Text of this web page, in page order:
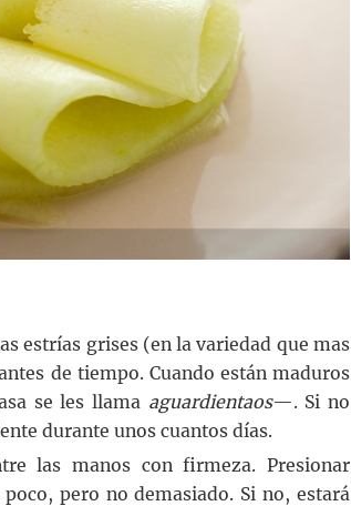
estrías grises (en la variedad que mas
de tiempo. Cuando están maduros
se les llama aguardientaos—. Si no
durante unos cuantos días.
las manos con firmeza. Presionar
pero no demasiado. Si no, estará